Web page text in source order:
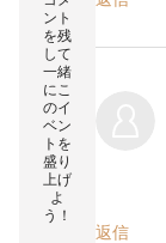
ント
を残
して
一緒
にこ
のイ
ベン
トを
盛り
上げ
よ
う！
返信